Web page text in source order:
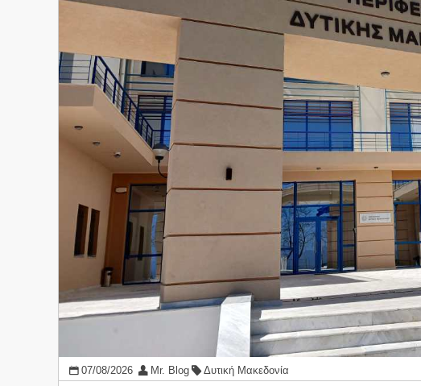
07/08/2026 Mr. Blog Δυτική Μακεδονία